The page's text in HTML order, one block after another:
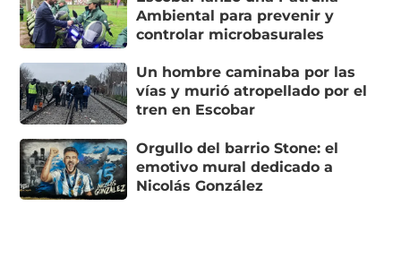
Ambiental para prevenir y
controlar microbasurales
Un hombre caminaba por las
vías y murió atropellado por el
tren en Escobar
Orgullo del barrio Stone: el
emotivo mural dedicado a
Nicolás González